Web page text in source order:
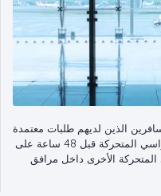
الذين لديهم طلبات معتمدة
للكراسي المتحركة. يجب تقديم طلبات الكراسي المتحركة قبل 48 ساعة على
المتحركة الأخرى داخل مرافق